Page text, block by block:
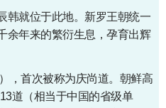
韩就位于此地。新罗王朝统一
余年来的繁衍生息，孕育出辉
，首次被称为庆尚道。朝鲜高
道（相当于中国的省级单